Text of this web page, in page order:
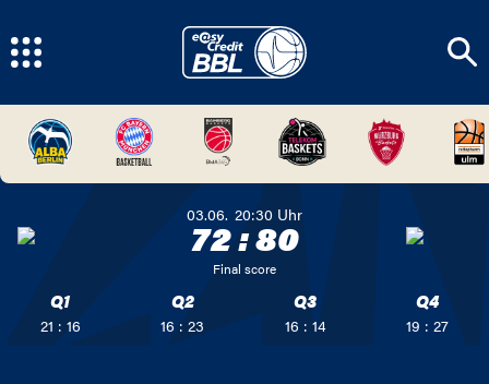
03.06. 20:30 Uhr
72:80
Final score
Q1
21 : 16
Q2
16 : 23
Q3
16 : 14
Q4
19 : 27